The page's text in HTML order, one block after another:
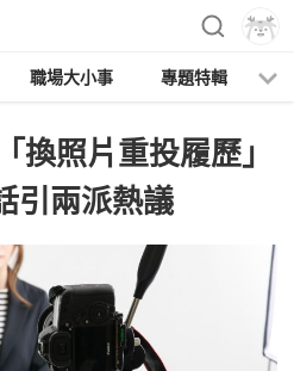
職場大小事 專題特輯
換照片重投履歷」
引兩派熱議